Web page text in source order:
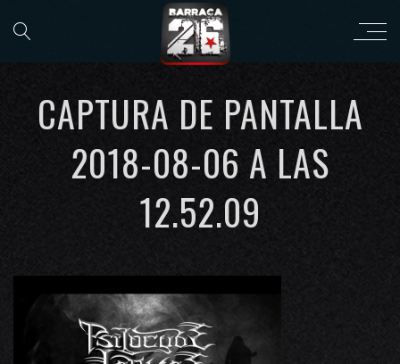
CAPTURA DE PANTALLA
2018-08-06 A LAS
12.52.09